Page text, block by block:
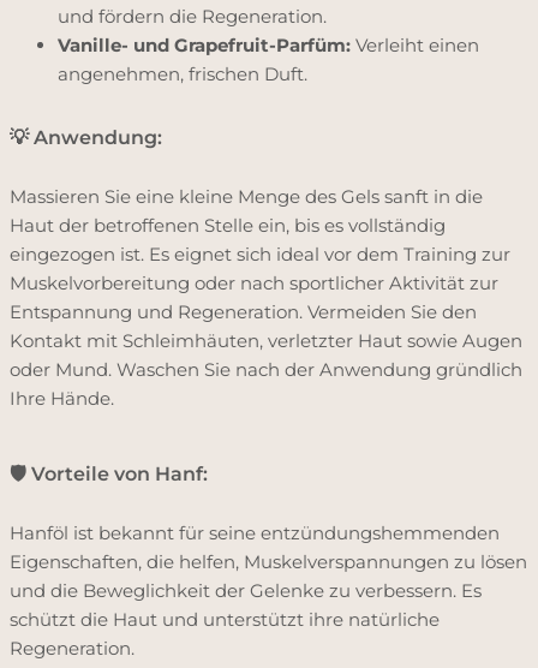
und fördern die Regeneration.
Vanille- und Grapefruit-Parfüm: Verleiht einen
angenehmen, frischen Duft.
💡 Anwendung:
Massieren Sie eine kleine Menge des Gels sanft in die
Haut der betroffenen Stelle ein, bis es vollständig
eingezogen ist. Es eignet sich ideal vor dem Training zur
Muskelvorbereitung oder nach sportlicher Aktivität zur
Entspannung und Regeneration. Vermeiden Sie den
Kontakt mit Schleimhäuten, verletzter Haut sowie Augen
oder Mund. Waschen Sie nach der Anwendung gründlich
Ihre Hände.
🛡️ Vorteile von Hanf:
Hanföl ist bekannt für seine entzündungshemmenden
Eigenschaften, die helfen, Muskelverspannungen zu lösen
und die Beweglichkeit der Gelenke zu verbessern. Es
schützt die Haut und unterstützt ihre natürliche
Regeneration.